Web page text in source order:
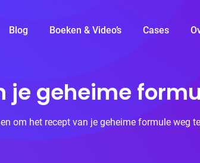
Blog Boeken & Video’s Cases
geheime
om het recept van je geheime formule weg